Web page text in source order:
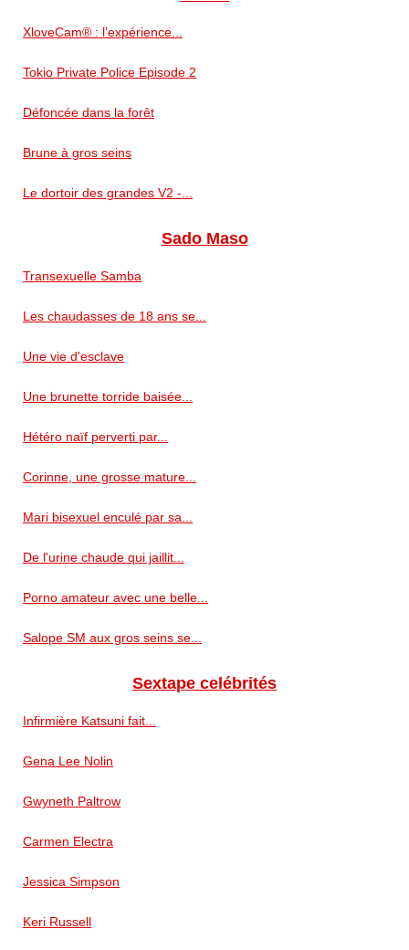
XloveCam® : l’expérience...
Tokio Private Police Episode 2
Défoncée dans la forêt
Brune à gros seins
Le dortoir des grandes V2 -...
Sado Maso
Transexuelle Samba
Les chaudasses de 18 ans se...
Une vie d'esclave
Une brunette torride baisée...
Hétéro naïf perverti par...
Corinne, une grosse mature...
Mari bisexuel enculé par sa...
De l'urine chaude qui jaillit...
Porno amateur avec une belle...
Salope SM aux gros seins se...
Sextape celébrités
Infirmière Katsuni fait...
Gena Lee Nolin
Gwyneth Paltrow
Carmen Electra
Jessica Simpson
Keri Russell